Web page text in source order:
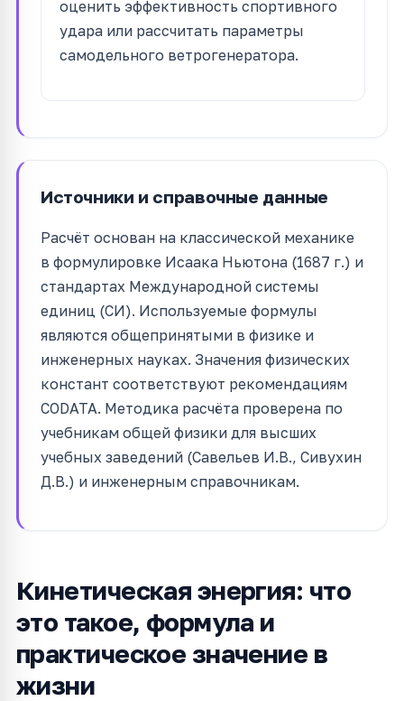
оценить эффективность спортивного
удара или рассчитать параметры
самодельного ветрогенератора.
Источники и справочные данные
Расчёт основан на классической механике
в формулировке Исаака Ньютона (1687 г.) и
стандартах Международной системы
единиц (СИ). Используемые формулы
являются общепринятыми в физике и
инженерных науках. Значения физических
констант соответствуют рекомендациям
CODATA. Методика расчёта проверена по
учебникам общей физики для высших
учебных заведений (Савельев И.В., Сивухин
Д.В.) и инженерным справочникам.
Кинетическая энергия: что
это такое, формула и
практическое значение в
жизни